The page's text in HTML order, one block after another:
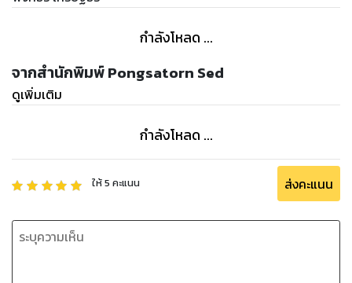
กำลังโหลด ...
จากสำนักพิมพ์ Pongsatorn Sed
ดูเพิ่มเติม
กำลังโหลด ...
ให้5 คะแนน ส่งคะแนน